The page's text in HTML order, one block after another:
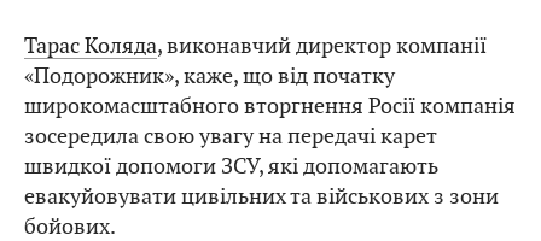
Тарас Коляда, виконавчий директор компанії
«Подорожник», каже, що від початку
широкомасштабного вторгнення Росії компанія
зосередила свою увагу на передачі карет
швидкої допомоги ЗСУ, які допомагають
евакуйовувати цивільних та військових з зони
бойових.